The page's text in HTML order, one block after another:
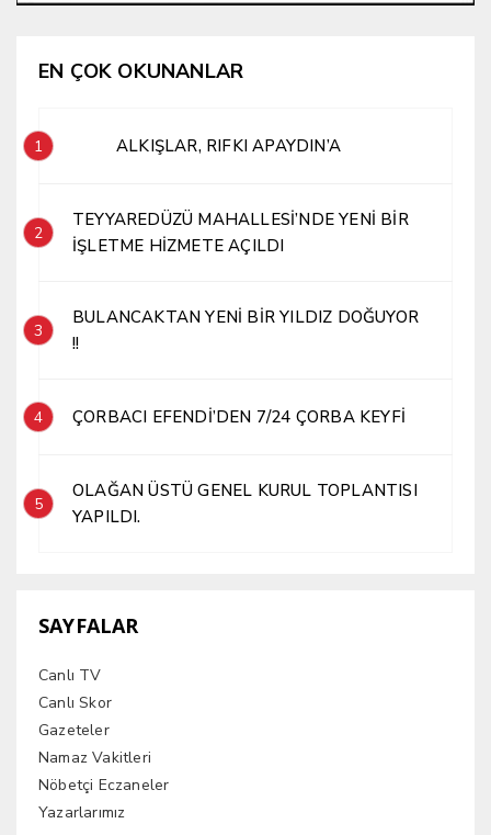
EN ÇOK OKUNANLAR
1 ALKIŞLAR, RIFKI APAYDIN’A
2
TEYYAREDÜZÜ MAHALLESİ’NDE YENİ BİR
İŞLETME HİZMETE AÇILDI
3
BULANCAKTAN YENİ BİR YILDIZ DOĞUYOR
!!
4 ÇORBACI EFENDİ’DEN 7/24 ÇORBA KEYFİ
5
OLAĞAN ÜSTÜ GENEL KURUL TOPLANTISI
YAPILDI.
SAYFALAR
Canlı TV
Canlı Skor
Gazeteler
Namaz Vakitleri
Nöbetçi Eczaneler
Yazarlarımız